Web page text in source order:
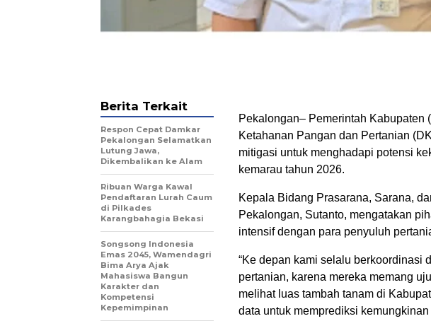
Pekalongan– Pemerintah
Ketahanan Pangan dan Pertanian
mitigasi untuk menghadapi potensi
kemarau tahun 2026.
Kepala Bidang Prasarana, Sarana,
Pekalongan, Sutanto, mengatakan
intensif dengan para penyuluh
“Ke depan kami selalu berkoordinasi
pertanian, karena mereka memang
melihat luas tambah tanam di
data untuk memprediksi
Berita Terkait
Respon Cepat Damkar
Pekalongan Selamatkan
Lutung Jawa,
Dikembalikan ke Alam
Ribuan Warga Kawal
Pendaftaran Lurah Caum
di Pilkades
Karangbahagia Bekasi
Songsong Indonesia
Emas 2045, Wamendagri
Bima Arya Ajak
Mahasiswa Bangun
Karakter dan
Kompetensi
Kepemimpinan